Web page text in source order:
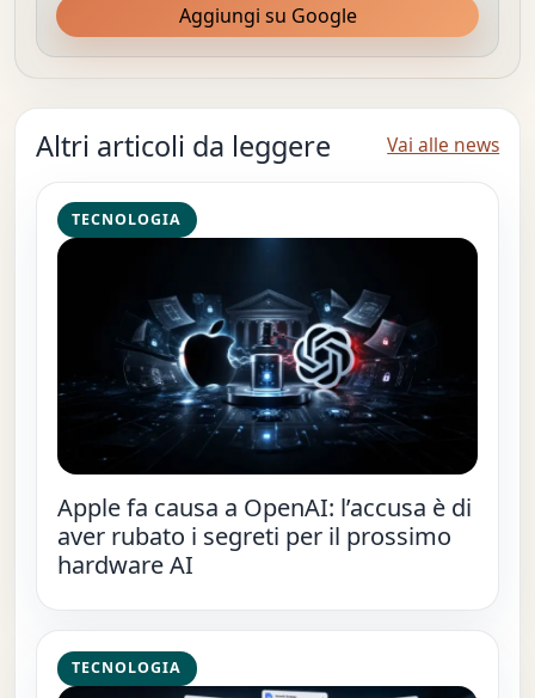
Aggiungi su Google
Altri articoli da leggere Vai alle news
TECNOLOGIA
Apple fa causa a OpenAI: l’accusa è di
aver rubato i segreti per il prossimo
hardware AI
TECNOLOGIA